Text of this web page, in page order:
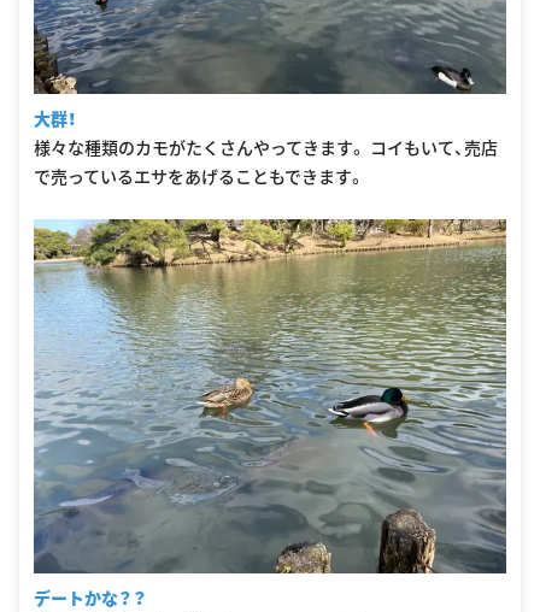
大群！
様々な種類のカモがたくさんやってきます。 コイもいて、売店
で売っているエサをあげることもできます。
デートかな？？